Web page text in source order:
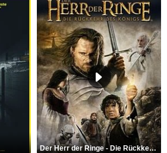
Der Herr der Ringe - Die Rückkehr des Königs Trailer OV